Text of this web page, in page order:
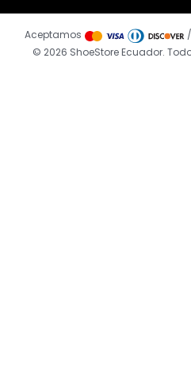
© 2026 ShoeStore Ecuador.
Aceptamos